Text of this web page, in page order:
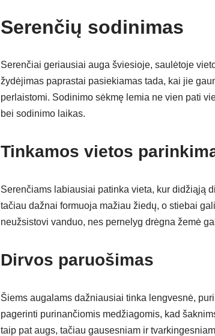
Serenčių sodinimas
Serenčiai geriausiai auga šviesioje, saulėtoje
žydėjimas paprastai pasiekiamas tada, kai jie
perlaistomi. Sodinimo sėkmę lemia ne vien pati
bei sodinimo laikas.
Tinkamos vietos
Serenčiams labiausiai patinka vieta, kur didžiąją
tačiau dažnai formuoja mažiau žiedų, o stiebai
neužsistovi vanduo, nes pernelyg drėgna žemė
Dirvos paruošimas
Šiems augalams dažniausiai tinka lengvesnė,
pagerinti purinančiomis medžiagomis, kad
taip pat augs, tačiau gausesniam ir